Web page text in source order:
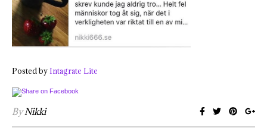
Posted by Intagrate Lite
ByNikki